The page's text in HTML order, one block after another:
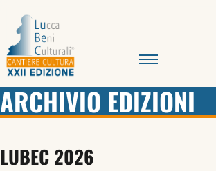
Menu
ARCHIVIO EDIZIONI
LUBEC 2026